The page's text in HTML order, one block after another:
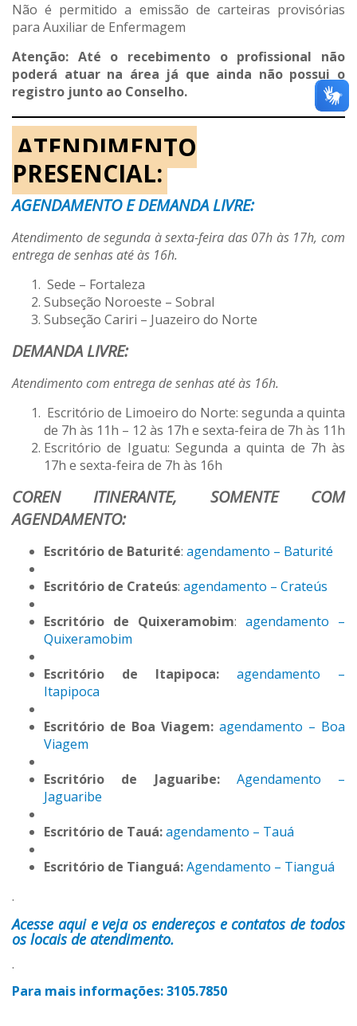
Não é permitido a emissão de carteiras provisórias
para Auxiliar de Enfermagem
Atenção: Até o recebimento o profissional não
poderá atuar na área já que ainda não possui o
registro junto ao Conselho.
ATENDIMENTO
PRESENCIAL:
AGENDAMENTO E DEMANDA LIVRE:
Atendimento de segunda à sexta-feira das 07h às 17h, com
entrega de senhas até às 16h.
Sede – Fortaleza
Subseção Noroeste – Sobral
Subseção Cariri – Juazeiro do Norte
DEMANDA LIVRE:
Atendimento com entrega de senhas até às 16h.
Escritório de Limoeiro do Norte: segunda a quinta
de 7h às 11h – 12 às 17h e sexta-feira de 7h às 11h
Escritório de Iguatu: Segunda a quinta de 7h às
17h e sexta-feira de 7h às 16h
COREN ITINERANTE, SOMENTE COM
AGENDAMENTO:
Escritório de Baturité: agendamento – Baturité
Escritório de Crateús: agendamento – Crateús
Escritório de Quixeramobim: agendamento –
Quixeramobim
Escritório de Itapipoca:
agendamento –
Itapipoca
Escritório de Boa Viagem: agendamento – Boa
Viagem
Escritório de Jaguaribe:
Agendamento –
Jaguaribe
Escritório de Tauá:agendamento – Tauá
Escritório de Tianguá:Agendamento – Tianguá
.
Acesse aqui e veja os endereços e contatos de todos
os locais de atendimento.
.
Para mais informações: 3105.7850